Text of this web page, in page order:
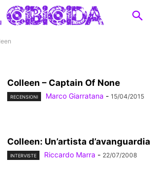
Colleen – Captain Of None
RECENSIONI Marco Giarratana - 15/04/2015
Colleen: Un’artista d’avanguardia
INTERVISTE Riccardo Marra - 22/07/2008